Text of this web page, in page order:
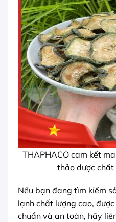
THAPHACO cam kết
thảo dược chất
Nếu bạn đang tìm kiếm
lạnh chất lượng cao,
chuẩn và an toàn, hãy